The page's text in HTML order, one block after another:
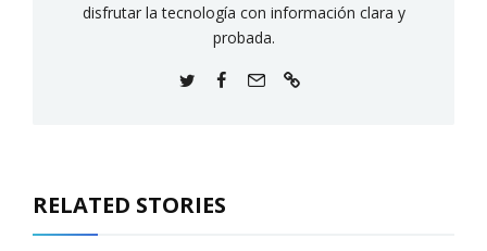
disfrutar la tecnología con información clara y
probada.
RELATED STORIES